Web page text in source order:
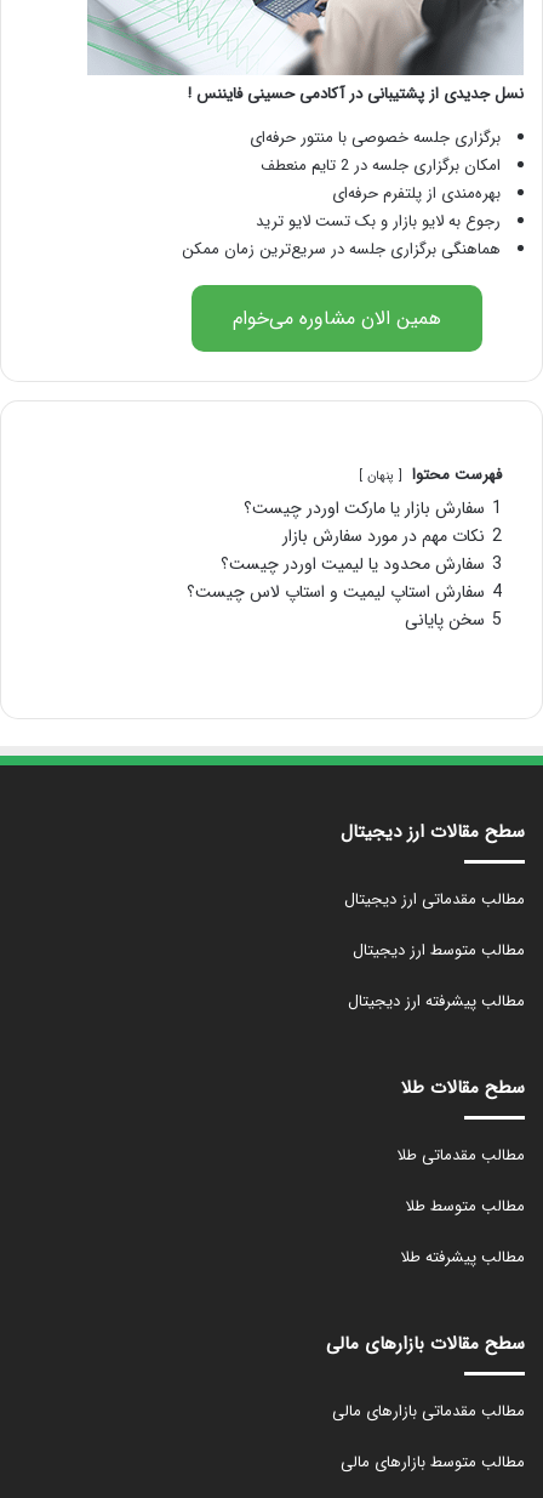
نسل جدیدی از پشتیبانی در آکادمی حسینی فایننس !
برگزاری جلسه خصوصی با منتور حرفه‌ای
امکان برگزاری جلسه در 2 تایم منعطف
بهره‌مندی از پلتفرم حرفه‌ای
رجوع به لایو بازار و بک تست لایو ترید
هماهنگی برگزاری جلسه در سریع‌ترین زمان ممکن
همین الان مشاوره می‌خوام
فهرست محتوا پنهان
1 سفارش بازار یا مارکت اوردر چیست؟
2 نکات مهم در مورد سفارش بازار
3 سفارش محدود یا لیمیت اوردر چیست؟
4 سفارش استاپ لیمیت و استاپ لاس چیست؟
5 سخن پایانی
سطح مقالات ارز دیجیتال
مطالب مقدماتی ارز دیجیتال
مطالب متوسط ارز دیجیتال
مطالب پیشرفته ارز دیجیتال
سطح مقالات طلا
مطالب مقدماتی طلا
مطالب متوسط طلا
مطالب پیشرفته طلا
سطح مقالات بازارهای مالی
مطالب مقدماتی بازارهای مالی
مطالب متوسط بازارهای مالی